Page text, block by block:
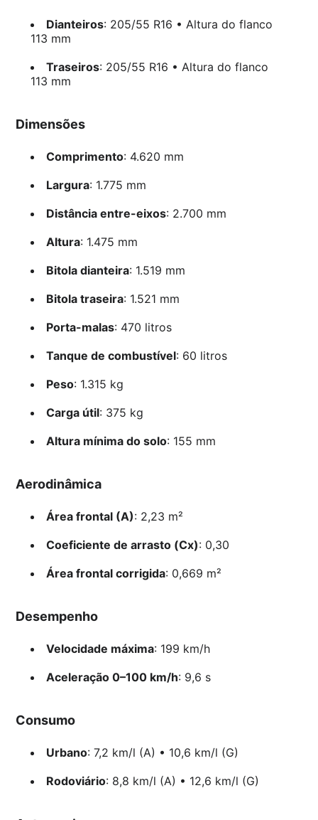
Dianteiros: 205/55 R16 • Altura do flanco
113 mm
Traseiros: 205/55 R16 • Altura do flanco
113 mm
Dimensões
Comprimento: 4.620 mm
Largura: 1.775 mm
Distância entre-eixos: 2.700 mm
Altura: 1.475 mm
Bitola dianteira: 1.519 mm
Bitola traseira: 1.521 mm
Porta-malas: 470 litros
Tanque de combustível: 60 litros
Peso: 1.315 kg
Carga útil: 375 kg
Altura mínima do solo: 155 mm
Aerodinâmica
Área frontal (A): 2,23 m²
Coeficiente de arrasto (Cx): 0,30
Área frontal corrigida: 0,669 m²
Desempenho
Velocidade máxima: 199 km/h
Aceleração 0–100 km/h: 9,6 s
Consumo
Urbano: 7,2 km/l (A) • 10,6 km/l (G)
Rodoviário: 8,8 km/l (A) • 12,6 km/l (G)